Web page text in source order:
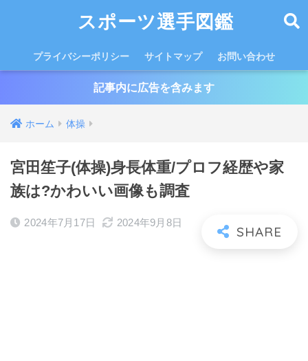
スポーツ選手図鑑
プライバシーポリシー サイトマップ お問い合わせ
記事内に広告を含みます
ホーム 体操
宮田笙子(体操)身長体重/プロフ経歴や家
族は?かわいい画像も調査
2024年7月17日 2024年9月8日